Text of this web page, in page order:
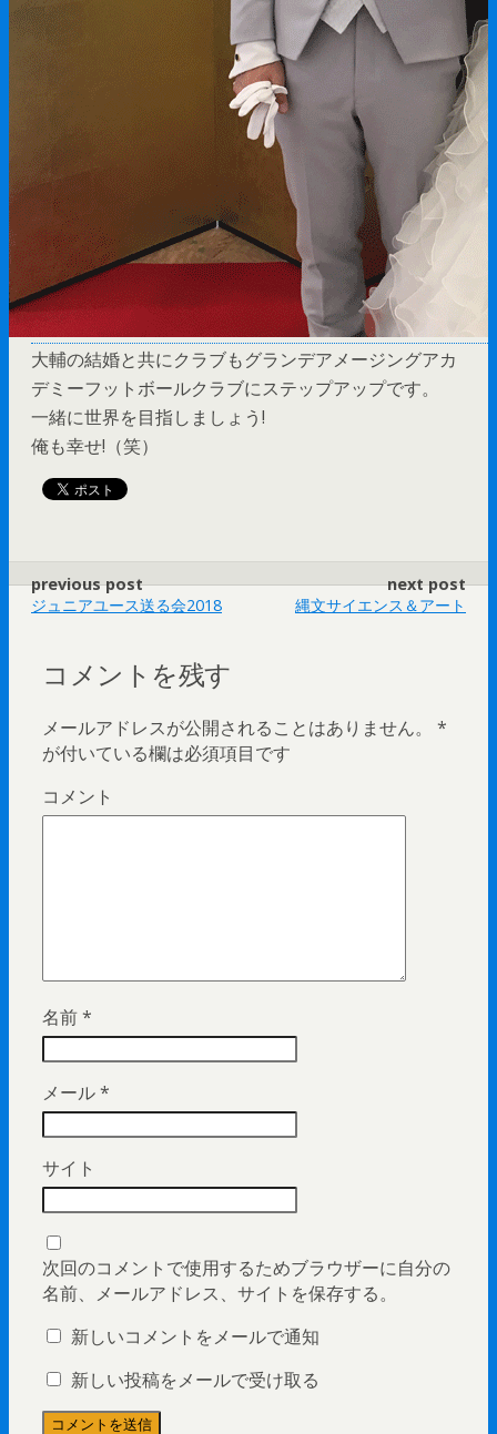
大輔の結婚と共にクラブもグランデアメージングアカ
デミーフットボールクラブにステップアップです。
一緒に世界を目指しましょう!
俺も幸せ!（笑）
previous post
ジュニアユース送る会2018
next post
縄文サイエンス＆アート
コメントを残す
メールアドレスが公開されることはありません。
*
が付いている欄は必須項目です
コメント
名前*
メール*
サイト
次回のコメントで使用するためブラウザーに自分の
名前、メールアドレス、サイトを保存する。
新しいコメントをメールで通知
新しい投稿をメールで受け取る